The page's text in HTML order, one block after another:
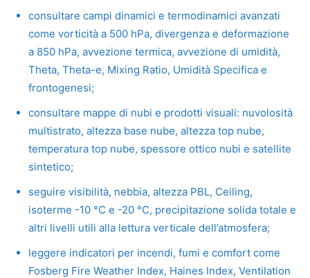
consultare campi dinamici e termodinamici avanzati
come vorticità a 500 hPa, divergenza e deformazione
a 850 hPa, avvezione termica, avvezione di umidità,
Theta, Theta-e, Mixing Ratio, Umidità Specifica e
frontogenesi;
consultare mappe di nubi e prodotti visuali: nuvolosità
multistrato, altezza base nube, altezza top nube,
temperatura top nube, spessore ottico nubi e satellite
sintetico;
seguire visibilità, nebbia, altezza PBL, Ceiling,
isoterme -10 °C e -20 °C, precipitazione solida totale e
altri livelli utili alla lettura verticale dell’atmosfera;
leggere indicatori per incendi, fumi e comfort come
Fosberg Fire Weather Index, Haines Index, Ventilation